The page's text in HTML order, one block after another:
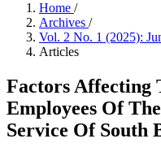
Home /
Archives /
Vol. 2 No. 1 (2025):
Articles
Factors Affecting
Employees Of
Service Of South